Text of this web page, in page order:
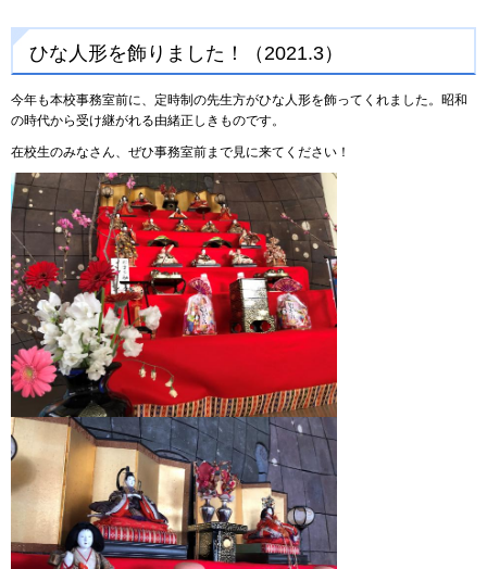
ひな人形を飾りました！（2021.3）
今年も本校事務室前に、定時制の先生方がひな人形を飾ってくれました。昭和
の時代から受け継がれる由緒正しきものです。
在校生のみなさん、ぜひ事務室前まで見に来てください！